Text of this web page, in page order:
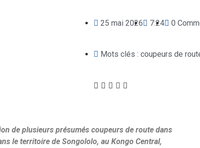
25 mai 2026 7:24 0
Mots clés : coupeurs de
de plusieurs présumés coupeurs de route dans
le territoire de Songololo, au Kongo Central,